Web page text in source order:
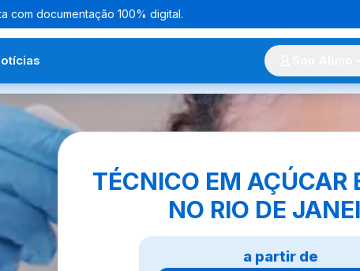
com documentação 100% digital.
TÉCNICO EM AÇÚCAR
NO RIO DE
a partir de